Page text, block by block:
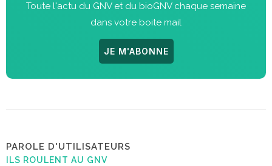
Toute l'actu du GNV et du bioGNV chaque semaine
dans votre boite mail
JE M'ABONNE
PAROLE D'UTILISATEURS
ILS ROULENT AU GNV